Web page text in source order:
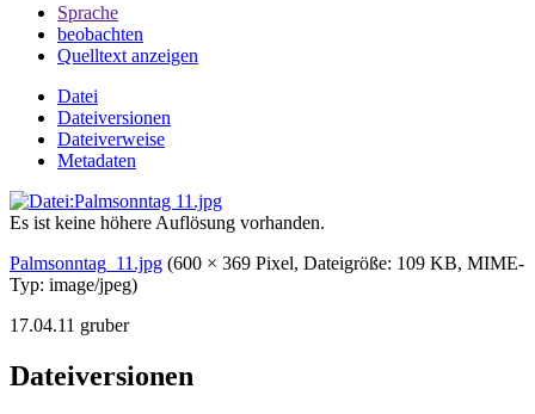
Sprache
beobachten
Quelltext anzeigen
Datei
Dateiversionen
Dateiverweise
Metadaten
Es ist keine höhere Auflösung vorhanden.
Palmsonntag_11.jpg (600 × 369 Pixel, Dateigröße: 109 KB, MIME-
Typ: image/jpeg)
17.04.11 gruber
Dateiversionen